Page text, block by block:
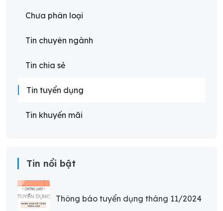
Chưa phân loại
Tin chuyên ngành
Tin chia sẻ
Tin tuyển dụng
Tin khuyến mãi
Tin nổi bật
Thông báo tuyển dụng tháng 11/2024